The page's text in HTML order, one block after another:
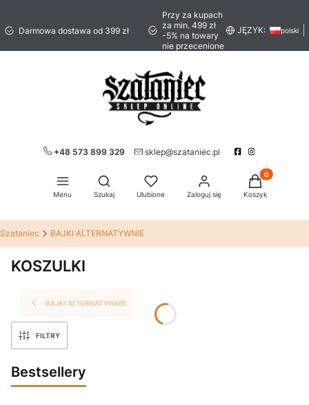
Darmowa dostawa od 399 zł
Przy za kupach
za min. 499 zł
-5% na towary
nie przecenione
JĘZYK: polski
+48 573 899 329 sklep@szataniec.pl
Menu
Otwórz wyszukiwarkę
Szukaj Ulubione Zaloguj się
Produkty w
Koszyk
Szataniec BAJKI ALTERNATYWNIE
KOSZULKI
BAJKI ALTERNATYWNIE
FILTRY
Bestsellery